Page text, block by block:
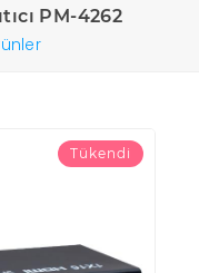
PM-4262
Tükendi